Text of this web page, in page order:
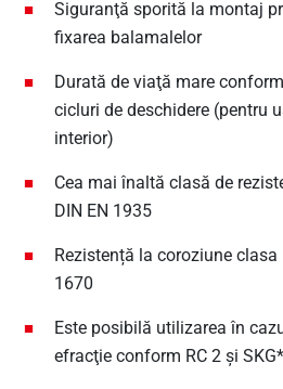
Siguranţă sporită la montaj
fixarea balamalelor
Durată de viaţă mare
cicluri de deschidere (pentru
interior)
Cea mai înaltă clasă de
DIN EN 1935
Rezistență la coroziune clasa
1670
Este posibilă utilizarea în
efracţie conform RC 2 și